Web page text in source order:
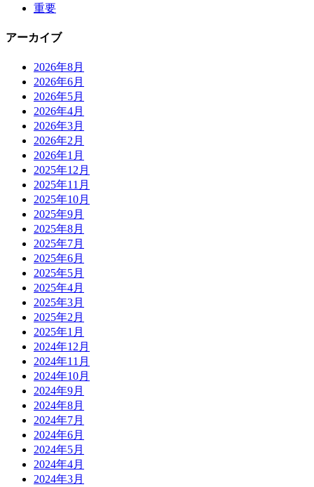
重要
アーカイブ
2026年8月
2026年6月
2026年5月
2026年4月
2026年3月
2026年2月
2026年1月
2025年12月
2025年11月
2025年10月
2025年9月
2025年8月
2025年7月
2025年6月
2025年5月
2025年4月
2025年3月
2025年2月
2025年1月
2024年12月
2024年11月
2024年10月
2024年9月
2024年8月
2024年7月
2024年6月
2024年5月
2024年4月
2024年3月